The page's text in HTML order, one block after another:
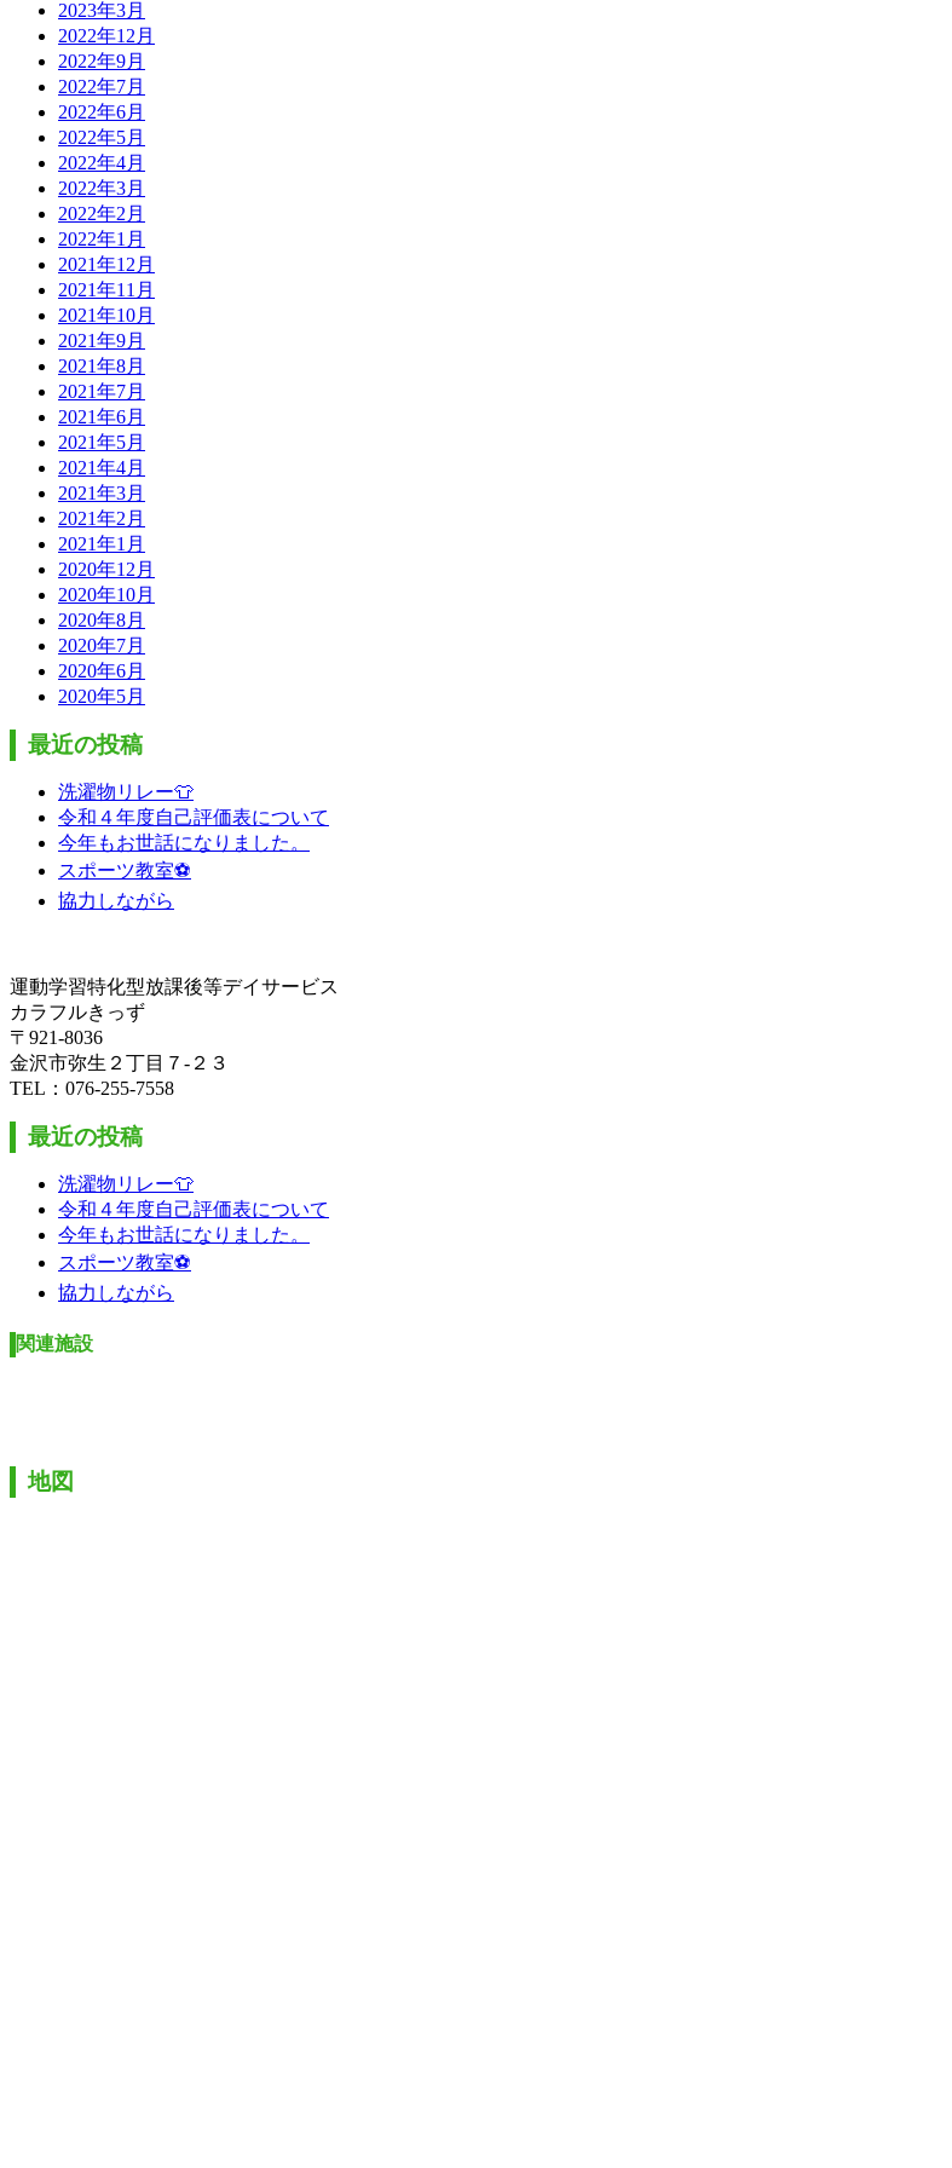
2023年3月
2022年12月
2022年9月
2022年7月
2022年6月
2022年5月
2022年4月
2022年3月
2022年2月
2022年1月
2021年12月
2021年11月
2021年10月
2021年9月
2021年8月
2021年7月
2021年6月
2021年5月
2021年4月
2021年3月
2021年2月
2021年1月
2020年12月
2020年10月
2020年8月
2020年7月
2020年6月
2020年5月
最近の投稿
洗濯物リレー👕
令和４年度自己評価表について
今年もお世話になりました。
スポーツ教室⚽
協力しながら
運動学習特化型放課後等デイサービス
カラフルきっず
〒921-8036
金沢市弥生２丁目７-２３
TEL：076-255-7558
最近の投稿
洗濯物リレー👕
令和４年度自己評価表について
今年もお世話になりました。
スポーツ教室⚽
協力しながら
関連施設
地図